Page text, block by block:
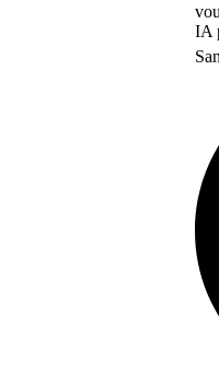
IA